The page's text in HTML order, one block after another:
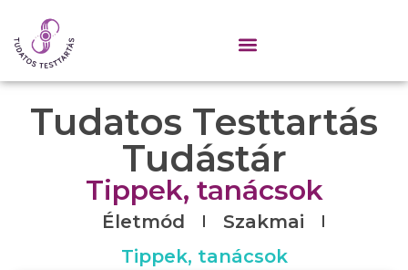
Tudatos Testtartás
Tudástár
Tippek, tanácsok
Életmód
Szakmai
Tippek, tanácsok